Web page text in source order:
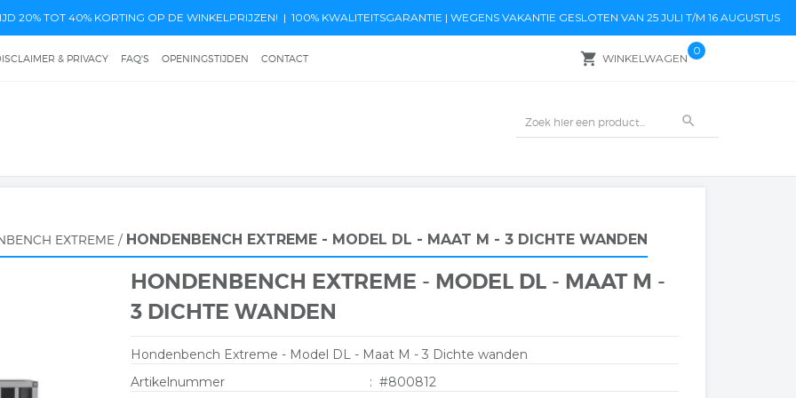
20% TOT 40% KORTING OP DE WINKELPRIJZEN! | 100% KWALITEITSGARANTIE | WEGENS VAKANTIE GESLOTEN VAN 25 JULI T/M 16 AUGUSTUS
& PRIVACY FAQ'S OPENINGSTIJDEN CONTACT local_grocery_store WINKELWAGEN
0
search
EXTREME / HONDENBENCH EXTREME - MODEL DL - MAAT M - 3 DICHTE WANDEN
HONDENBENCH EXTREME - MODEL DL - MAAT M -
3 DICHTE WANDEN
Hondenbench Extreme - Model DL - Maat M - 3 Dichte wanden
Artikelnummer
: #800812